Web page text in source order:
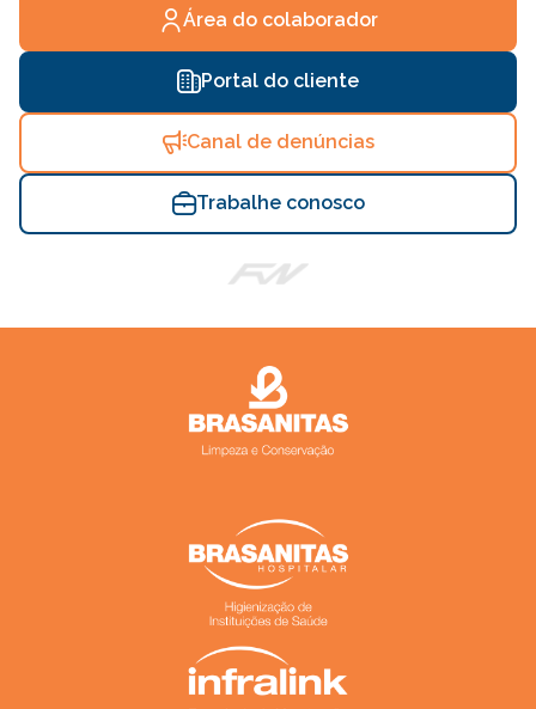
Área do colaborador
Portal do cliente
Canal de denúncias
Trabalhe conosco